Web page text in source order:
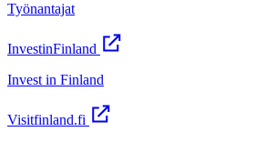
Työnantajat
InvestinFinland
Invest in Finland
Visitfinland.fi